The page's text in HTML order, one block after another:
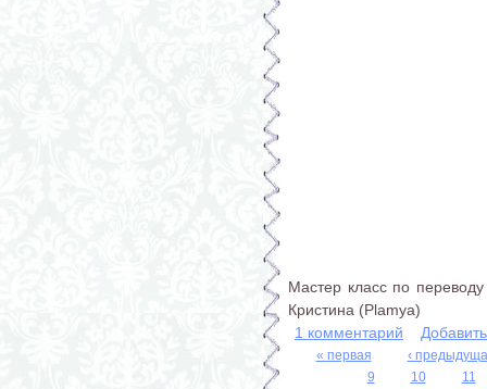
Мастер класс по
Кристина (Plamya)
1 комментарий
Страницы
« первая
‹
9
10 11